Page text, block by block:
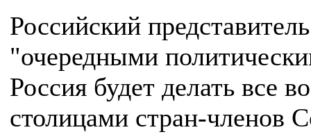
Российский
"очередными
Россия будет делать все
столицами стран-членов